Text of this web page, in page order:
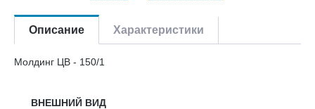
Описание Характеристики
Молдинг ЦВ - 150/1
ВНЕШНИЙ ВИД